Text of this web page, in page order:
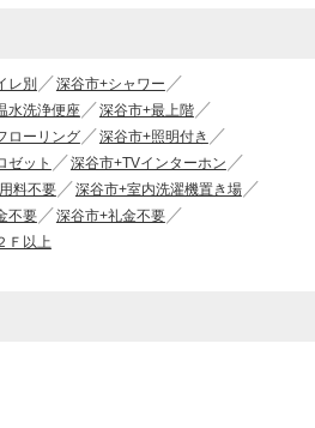
レ別
深谷市+シャワー
水洗浄便座
深谷市+最上階
ローリング
深谷市+照明付き
ゼット
深谷市+TVインターホン
料不要
深谷市+室内洗濯機置き場
不要
深谷市+礼金不要
Ｆ以上